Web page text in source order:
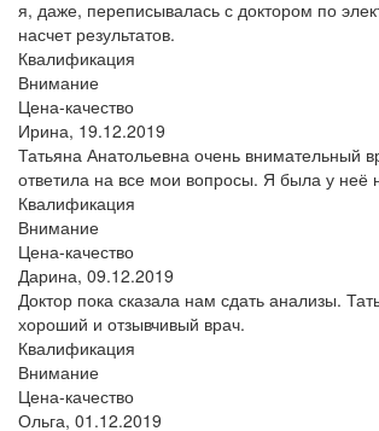
я, даже, переписывалась с доктором по
насчет результатов.
Квалификация
Внимание
Цена-качество
Ирина, 19.12.2019
Татьяна Анатольевна очень внимательный
ответила на все мои вопросы. Я была у неё
Квалификация
Внимание
Цена-качество
Дарина, 09.12.2019
Доктор пока сказала нам сдать анализы.
хороший и отзывчивый врач.
Квалификация
Внимание
Цена-качество
Ольга, 01.12.2019